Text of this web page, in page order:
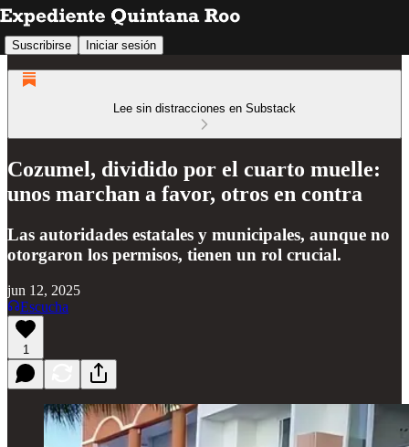
Suscribirse Iniciar sesión
Lee sin distracciones en Substack
Cozumel, dividido por el cuarto muelle:
unos marchan a favor, otros en contra
Las autoridades estatales y municipales, aunque no
otorgaron los permisos, tienen un rol crucial.
jun 12, 2025
Escucha
1